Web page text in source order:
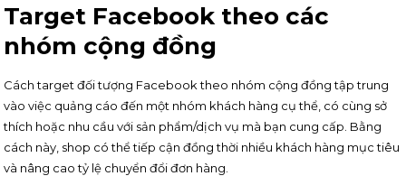
Target Facebook theo các
nhóm cộng đồng
Cách target đối tượng Facebook theo nhóm cộng đồng tập trung
vào việc quảng cáo đến một nhóm khách hàng cụ thể, có cùng sở
thích hoặc nhu cầu với sản phẩm/dịch vụ mà bạn cung cấp. Bằng
cách này, shop có thể tiếp cận đồng thời nhiều khách hàng mục tiêu
và nâng cao tỷ lệ chuyển đổi đơn hàng.